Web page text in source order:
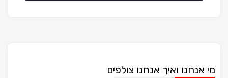
מי אנחנו ואיך אנחנו צולפים